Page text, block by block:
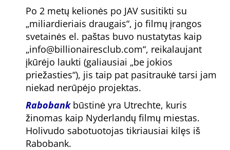
Po 2 metų kelionės po JAV susitikti su
miliardieriais draugais , jo filmų įrangos
svetainės el. paštas buvo nustatytas kaip
info@billionairesclub.com , reikalaujant
įkūrėjo laukti (galiausiai
be jokios
priežasties ), jis taip pat pasitraukė tarsi jam
niekad nerūpėjo projektas.
Rabobankbūstinė yra Utrechte, kuris
žinomas kaip Nyderlandų filmų miestas.
Holivudo sabotuotojas tikriausiai kilęs iš
Rabobank.